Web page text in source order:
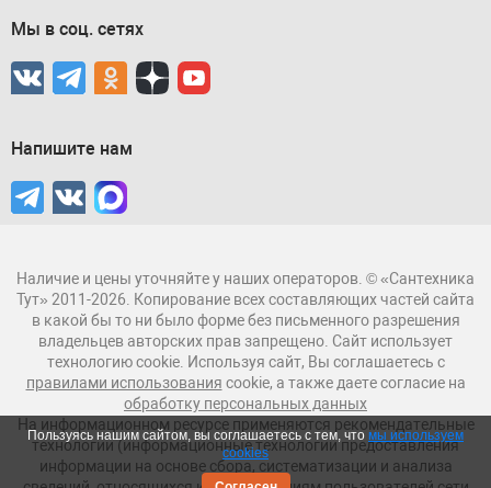
Мы в соц. сетях
Напишите нам
Наличие и цены уточняйте у наших операторов. © «Сантехника
Тут» 2011-2026. Копирование всех составляющих частей сайта
в какой бы то ни было форме без письменного разрешения
владельцев авторских прав запрещено. Сайт использует
технологию cookie. Используя сайт, Вы соглашаетесь с
правилами использования cookie, а также даете согласие на
обработку персональных данных
На информационном ресурсе применяются рекомендательные
технологии (информационные технологии предоставления
информации на основе сбора, систематизации и анализа
Пользуясь нашим сайтом, вы соглашаетесь с тем, что мы используем
cookies